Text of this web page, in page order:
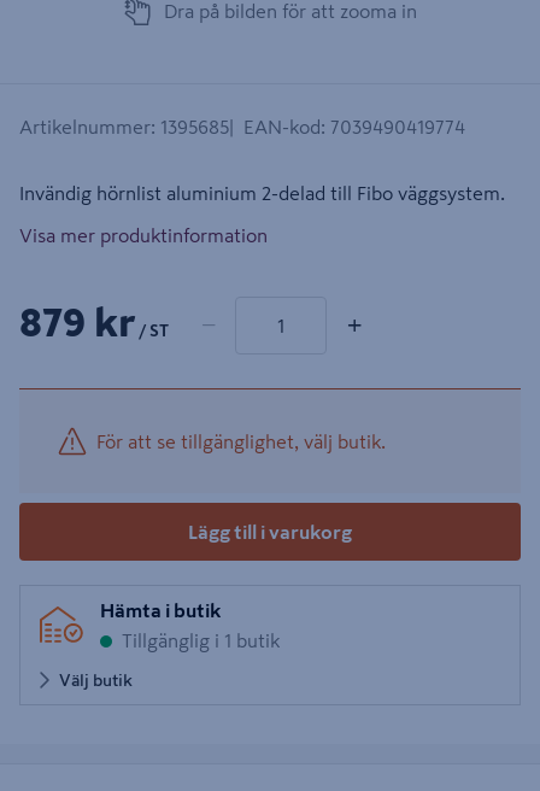
Dra på bilden för att zooma in
Artikelnummer: 1395685 EAN-kod: 7039490419774
Invändig hörnlist aluminium 2-delad till Fibo väggsystem.
Visa mer produktinformation
879 kr / ST − +
För att se tillgänglighet, välj butik.
Lägg till i varukorg
Hämta i butik
Tillgänglig i 1 butik
Välj butik